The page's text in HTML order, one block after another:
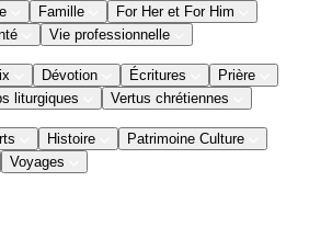
Famille
For Her et For Him
Vie professionnelle
Dévotion Écritures
Prière
liturgiques Vertus chrétiennes
Histoire
Patrimoine Culture
Voyages